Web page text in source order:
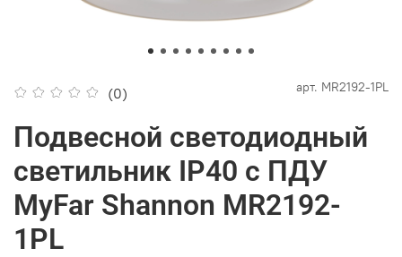
(0) арт. MR2192-1PL
Подвесной светодиодный
светильник IP40 с ПДУ
MyFar Shannon MR2192-
1PL